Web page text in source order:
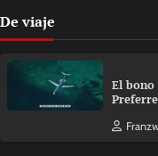
De viaje
El bono